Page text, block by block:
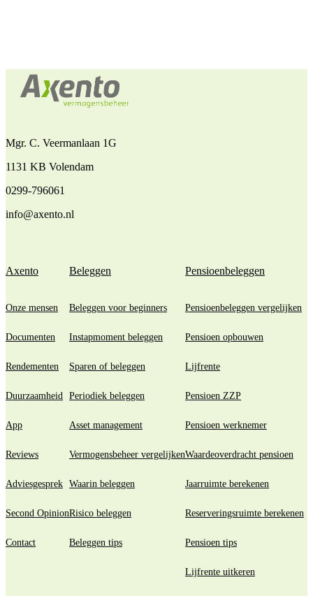
Mgr. C. Veermanlaan 1G
1131 KB Volendam
0299-796061
info@axento.nl
Axento
Onze mensen
Documenten
Rendementen
Duurzaamheid
App
Reviews
Adviesgesprek
Second Opinion
Contact
Beleggen
Beleggen voor beginners
Instapmoment beleggen
Sparen of beleggen
Periodiek beleggen
Asset management
Vermogensbeheer vergelijken
Waarin beleggen
Risico beleggen
Beleggen tips
Pensioenbeleggen
Pensioenbeleggen vergelijken
Pensioen opbouwen
Lijfrente
Pensioen ZZP
Pensioen werknemer
Waardeoverdracht pensioen
Jaarruimte berekenen
Reserveringsruimte berekenen
Pensioen tips
Lijfrente uitkeren